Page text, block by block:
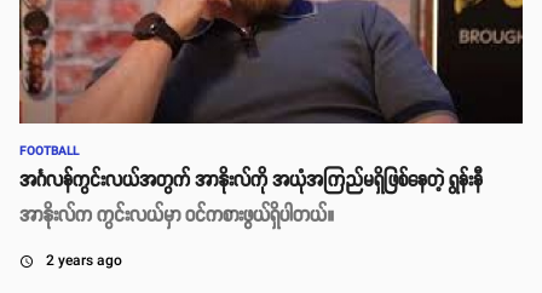
FOOTBALL
အင်္ဂလန်ကွင်းလယ်အတွက် အာနိုးလ်ကို အယုံအကြည်မရှိဖြစ်နေတဲ့ ရွန်းနီ
အာနိုးလ်က ကွင်းလယ်မှာ ဝင်ကစားဖွယ်ရှိပါတယ်။
access_time 2 years ago